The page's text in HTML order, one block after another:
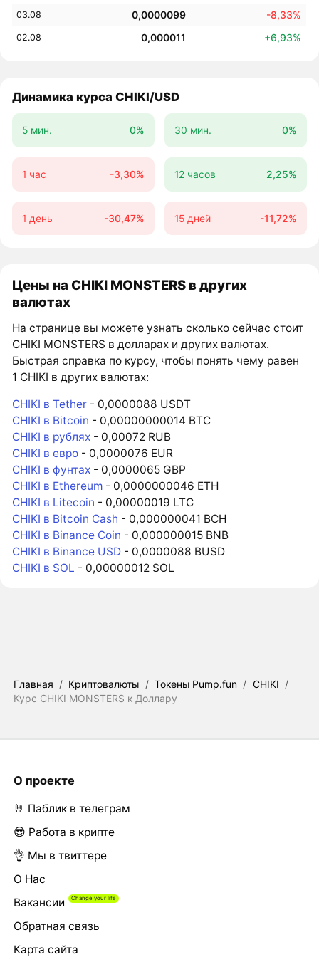
03.08 0,0000099 -8,33%
02.08 0,000011 +6,93%
Динамика курса CHIKI/USD
5 мин. 0% 30 мин. 0%
1 час -3,30% 12 часов 2,25%
1 день -30,47% 15 дней -11,72%
Цены на CHIKI MONSTERS в других
валютах
На странице вы можете узнать сколько сейчас стоит
CHIKI MONSTERS в долларах и других валютах.
Быстрая справка по курсу, чтобы понять чему равен
1 CHIKI в других валютах:
CHIKI в Tether - 0,0000088 USDT
CHIKI в Bitcoin - 0,00000000014 BTC
CHIKI в рублях - 0,00072 RUB
CHIKI в евро - 0,0000076 EUR
CHIKI в фунтах - 0,0000065 GBP
CHIKI в Ethereum - 0,0000000046 ETH
CHIKI в Litecoin - 0,00000019 LTC
CHIKI в Bitcoin Cash - 0,000000041 BCH
CHIKI в Binance Coin - 0,000000015 BNB
CHIKI в Binance USD - 0,0000088 BUSD
CHIKI в SOL - 0,00000012 SOL
Главная / Криптовалюты / Токены Pump.fun / CHIKI /
Курс CHIKI MONSTERS к Доллару
О проекте
🤘 Паблик в телеграм
😎 Работа в крипте
👌 Мы в твиттере
О Нас
Вакансии
Обратная связь
Карта сайта